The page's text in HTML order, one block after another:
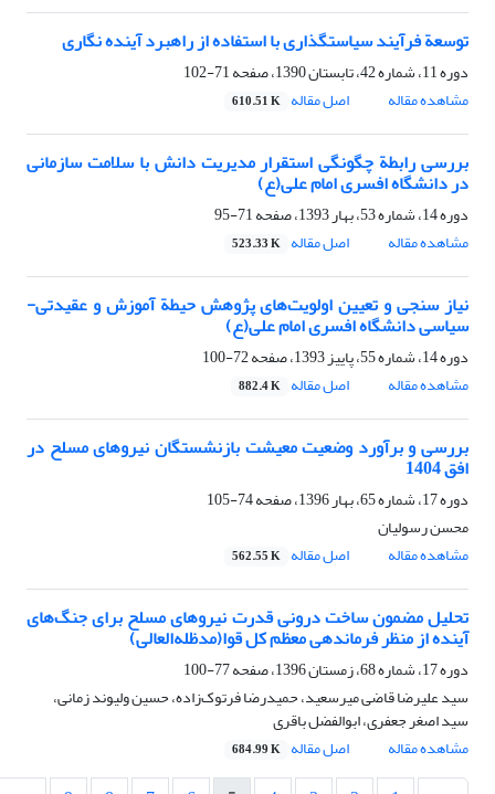
توسعة فرآیند سیاستگذاری با استفاده از راهبرد آینده نگاری
دوره 11، شماره 42، تابستان 1390، صفحه
71-102
مشاهده مقاله
اصل مقاله 610.51 K
بررسی رابطة چگونگی استقرار مدیریت دانش با سلامت سازمانی
در دانشگاه افسری امام علی(ع)
دوره 14، شماره 53، بهار 1393، صفحه
71-95
مشاهده مقاله
اصل مقاله 523.33 K
نیاز سنجی و تعیین اولویت‌های پژوهش حیطة آموزش و عقیدتی-
سیاسی دانشگاه افسری امام علی(ع)
دوره 14، شماره 55، پاییز 1393، صفحه
72-100
مشاهده مقاله
اصل مقاله 882.4 K
بررسی و برآورد وضعیت معیشت بازنشستگان نیروهای مسلح در
افق 1404
دوره 17، شماره 65، بهار 1396، صفحه
74-105
محسن رسولیان
مشاهده مقاله
اصل مقاله 562.55 K
تحلیل مضمون ساخت درونی قدرت نیروهای مسلح برای جنگ‌های
آینده از منظر فرماندهی معظم کل قوا(مدظله‌العالی)
دوره 17، شماره 68، زمستان 1396، صفحه
77-100
سید علیرضا قاضی میرسعید، حمیدرضا فرتوک‌زاده، حسین ولیوند‌ زمانی،
سید اصغر جعفری، ابوالفضل باقری
مشاهده مقاله
اصل مقاله 684.99 K